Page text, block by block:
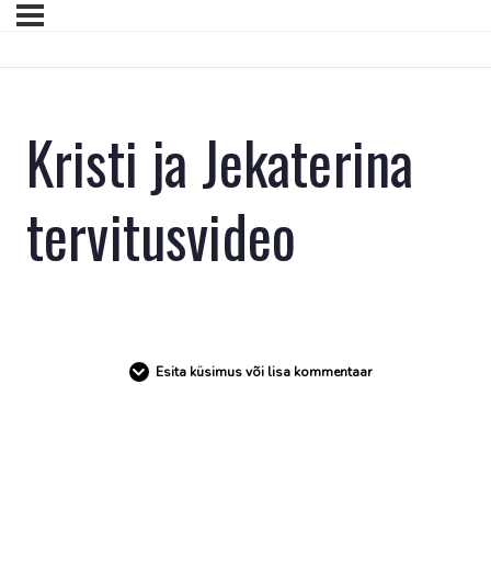
Kristi ja Jekaterina
tervitusvideo
Esita küsimus või lisa kommentaar